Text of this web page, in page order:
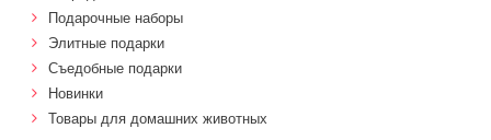
Подарочные наборы
Элитные подарки
Cъедобные подарки
Новинки
Товары для домашних животных